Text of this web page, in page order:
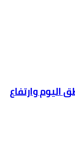
اليوم وارتفاع